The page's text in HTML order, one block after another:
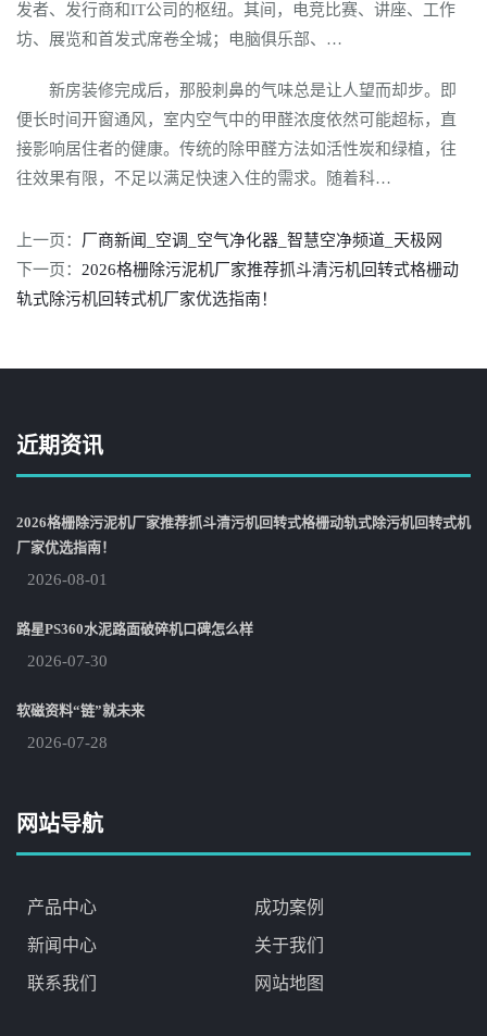
发者、发行商和IT公司的枢纽。其间，电竞比赛、讲座、工作
坊、展览和首发式席卷全城；电脑俱乐部、…
新房装修完成后，那股刺鼻的气味总是让人望而却步。即
便长时间开窗通风，室内空气中的甲醛浓度依然可能超标，直
接影响居住者的健康。传统的除甲醛方法如活性炭和绿植，往
往效果有限，不足以满足快速入住的需求。随着科…
上一页： 厂商新闻_空调_空气净化器_智慧空净频道_天极网
下一页： 2026格栅除污泥机厂家推荐抓斗清污机回转式格栅动
轨式除污机回转式机厂家优选指南！
近期资讯
2026格栅除污泥机厂家推荐抓斗清污机回转式格栅动轨式除污机回转式机
厂家优选指南！
2026-08-01
路星PS360水泥路面破碎机口碑怎么样
2026-07-30
软磁资料“链”就未来
2026-07-28
网站导航
产品中心 成功案例
新闻中心 关于我们
联系我们 网站地图